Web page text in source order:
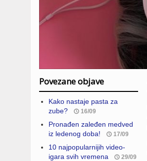
Povezane objave
Kako nastaje pasta za
zube?
16/09
Pronađen zaleđen medved
iz ledenog doba!
17/09
10 najpopularnijih video-
igara svih vremena
29/09